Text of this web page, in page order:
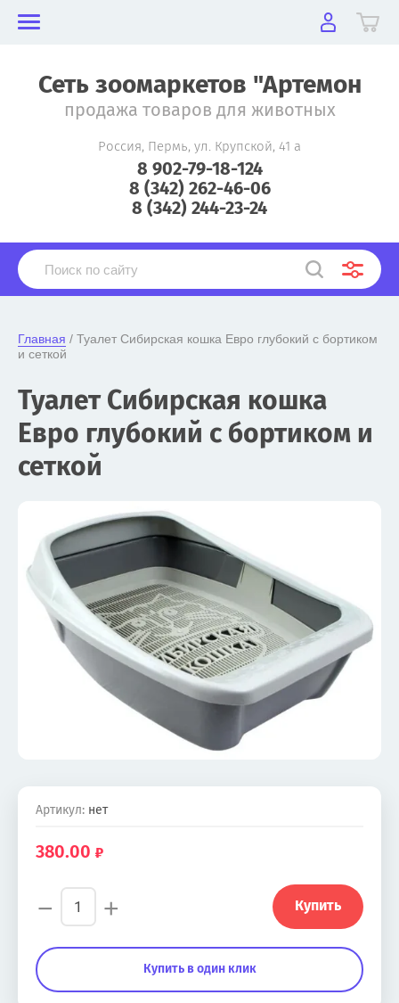
Сеть зоомаркетов "Артемон
продажа товаров для животных
Россия, Пермь, ул. Крупской, 41 а
8 902-79-18-124
8 (342) 262-46-06
8 (342) 244-23-24
Главная / Туалет Сибирская кошка Евро глубокий с бортиком
и сеткой
Туалет Сибирская кошка
Евро глубокий с бортиком и
сеткой
Артикул: нет
380.00
− + Купить
Купить в один клик